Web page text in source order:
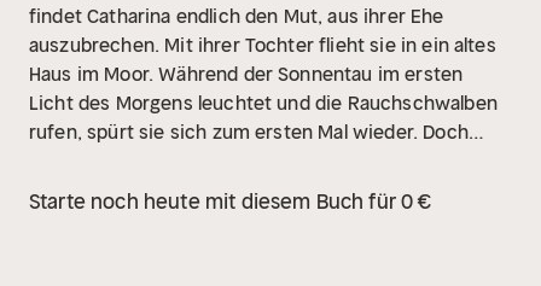
findet Catharina endlich den Mut, aus ihrer Ehe
auszubrechen. Mit ihrer Tochter flieht sie in ein altes
Haus im Moor. Während der Sonnentau im ersten
Licht des Morgens leuchtet und die Rauchschwalben
rufen, spürt sie sich zum ersten Mal wieder. Doch
Catharina im Moor eine Entdeckung macht, die ihren
Starte noch heute mit diesem Buch für 0 €